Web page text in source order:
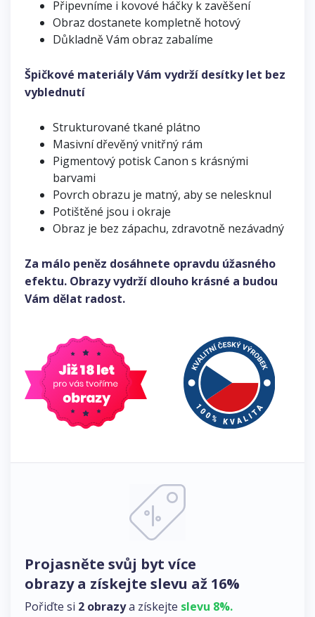
Připevníme i kovové háčky k zavěšení
Obraz dostanete kompletně hotový
Důkladně Vám obraz zabalíme
Špičkové materiály Vám vydrží desítky let bez
vyblednutí
Strukturované tkané plátno
Masivní dřevěný vnitřný rám
Pigmentový potisk Canon s krásnými
barvami
Povrch obrazu je matný, aby se nelesknul
Potištěné jsou i okraje
Obraz je bez zápachu, zdravotně nezávadný
Za málo peněz dosáhnete opravdu úžasného
efektu. Obrazy vydrží dlouho krásné a budou
Vám dělat radost.
Projasněte svůj byt více
obrazy a získejte slevu až 16%
Pořiďte si 2 obrazya získejte slevu 8%.